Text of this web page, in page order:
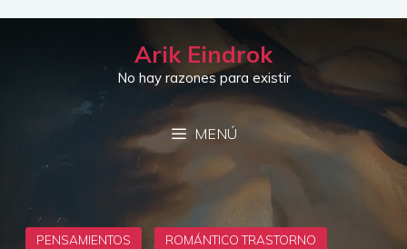
Saltar
Arik Eindrok
No hay razones para existir
MENÚ